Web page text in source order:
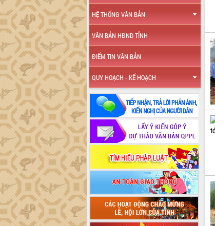
HỆ THỐNG VĂN BẢN
VĂN BẢN HĐND TỈNH
ĐIỂM TIN VĂN BẢN
QUY HOẠCH - KẾ HOẠCH